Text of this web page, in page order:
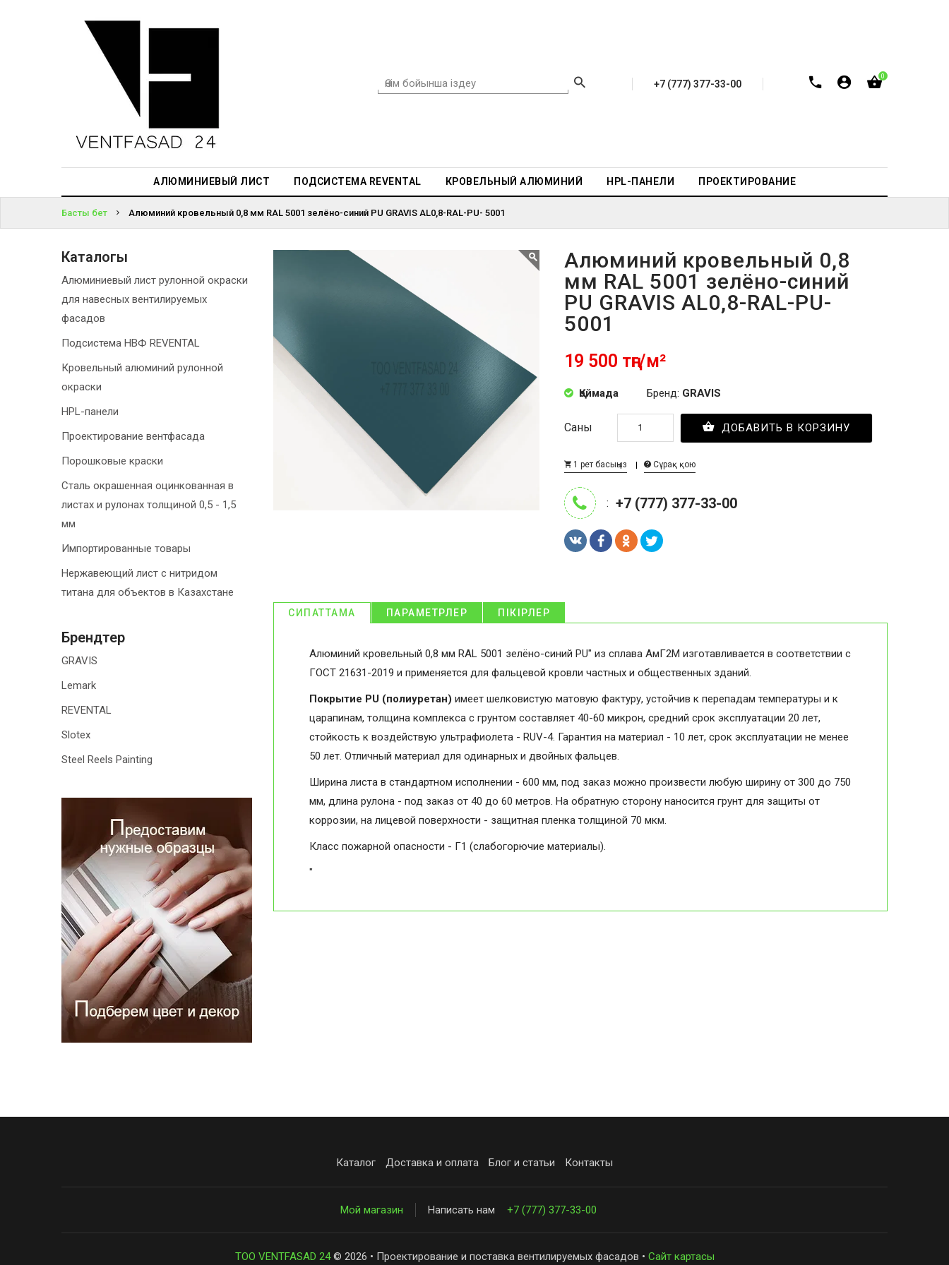
+7 (777) 377-33-00
0
АЛЮМИНИЕВЫЙ ЛИСТ ПОДСИСТЕМА REVENTAL КРОВЕЛЬНЫЙ АЛЮМИНИЙ HPL-ПАНЕЛИ ПРОЕКТИРОВАНИЕ
АЛЮМИНИЕВЫЙ
ПРОЕКТИРОВАНИЕ
КІРІҢІЗ
ПАРОЛЬДІ
БА?
Басты бет Алюминий кровельный 0,8 мм RAL 5001 зелёно-синий PU GRAVIS AL0,8-RAL-PU- 5001
Алюминий кровельный 0,8
мм RAL 5001 зелёно-синий
PU GRAVIS AL0,8-RAL-PU-
5001
19 500 тңг/м²
Қоймада Бренд: GRAVIS
Саны ДОБАВИТЬ В КОРЗИНУ
1 рет басыңыз Сұрақ қою
: +7 (777) 377-33-00
СИПАТТАМА ПАРАМЕТРЛЕР ПІКІРЛЕР
Алюминий кровельный 0,8 мм RAL 5001 зелёно-синий PU" из сплава АмГ2М изготавливается в соответствии с
ГОСТ 21631-2019 и применяется для фальцевой кровли частных и общественных зданий.
Покрытие PU (полиуретан) имеет шелковистую матовую фактуру, устойчив к перепадам температуры и к
царапинам, толщина комплекса с грунтом составляет 40-60 микрон, средний срок эксплуатации 20 лет,
стойкость к воздействую ультрафиолета - RUV-4. Гарантия на материал - 10 лет, срок эксплуатации не менее
50 лет. Отличный материал для одинарных и двойных фальцев.
Ширина листа в стандартном исполнении - 600 мм, под заказ можно произвести любую ширину от 300 до 750
мм, длина рулона - под заказ от 40 до 60 метров. На обратную сторону наносится грунт для защиты от
коррозии, на лицевой поверхности - защитная пленка толщиной 70 мкм.
Класс пожарной опасности - Г1 (слабогорючие материалы).
"
Каталогы
Алюминиевый лист рулонной окраски
для навесных вентилируемых
фасадов
Подсистема НВФ REVENTAL
Кровельный алюминий рулонной
окраски
HPL-панели
Проектирование вентфасада
Порошковые краски
Сталь окрашенная оцинкованная в
листах и рулонах толщиной 0,5 - 1,5
мм
Импортированные товары
Нержавеющий лист с нитридом
титана для объектов в Казахстане
Брендтер
GRAVIS
Lemark
REVENTAL
Slotex
Steel Reels Painting
Каталог Доставка и оплата Блог и статьи Контакты
Мой магазин Написать нам +7 (777) 377-33-00
ТОО VENTFASAD 24© 2026 • Проектирование и поставка вентилируемых фасадов • Сайт картасы